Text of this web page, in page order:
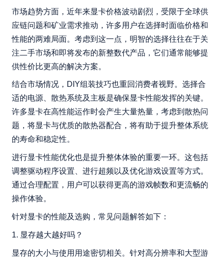
市场趋势方面，近年来显卡价格波动剧烈，受限于全球供
应链问题和矿业需求推动，许多用户在选择时面临价格和
性能的两难局面。考虑到这一点，明智的选择往往在于关
注二手市场和即将发布的新整数代产品，它们通常能够提
供性价比更高的解决方案。
结合市场情况，DIY组装技巧也重回消费者视野。选择合
适的电源、散热系统及主板是确保显卡性能发挥的关键。
许多显卡在高性能运作时会产生大量热量，考虑到散热问
题，将显卡与优质的散热器配合，将有助于提升整体系统
的寿命和稳定性。
进行显卡性能优化也是提升整体体验的重要一环。这包括
调整驱动程序设置、进行超频以及优化游戏设置等方式。
通过合理配置，用户可以获得更高的游戏帧数和更流畅的
操作体验。
针对显卡的性能及选购，常见问题解答如下：
1. 显存越大越好吗？
显存的大小与使用用途密切相关。针对高分辨率和大型游